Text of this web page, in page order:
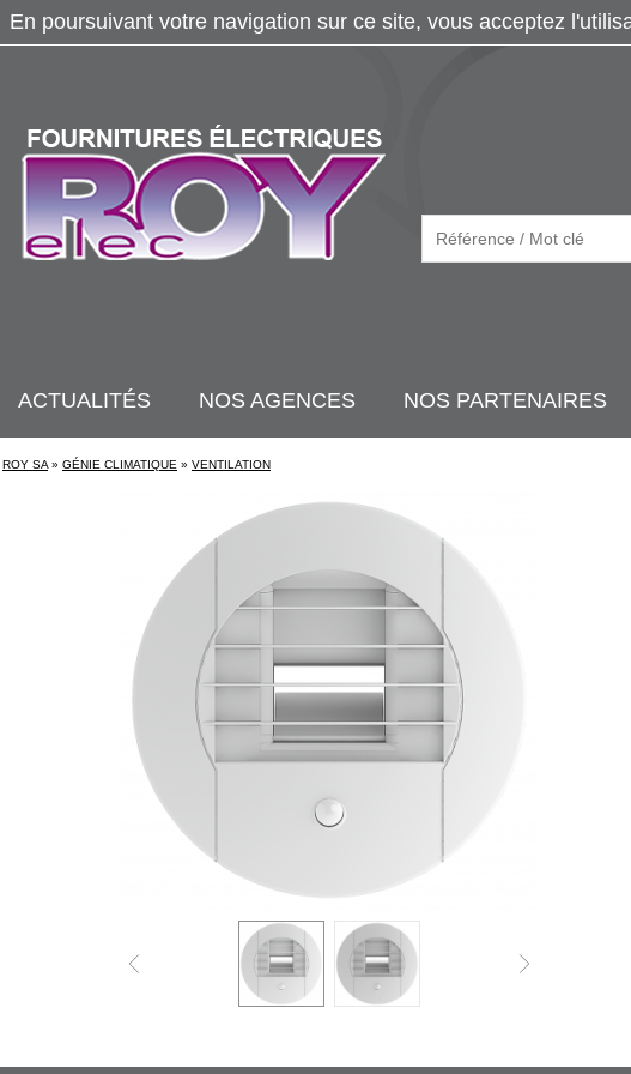
ACTUALITÉS NOS AGENCES NOS PARTENAIRES
ROY SA » GÉNIE CLIMATIQUE » VENTILATION
En poursuivant votre navigation sur ce site, vous acceptez